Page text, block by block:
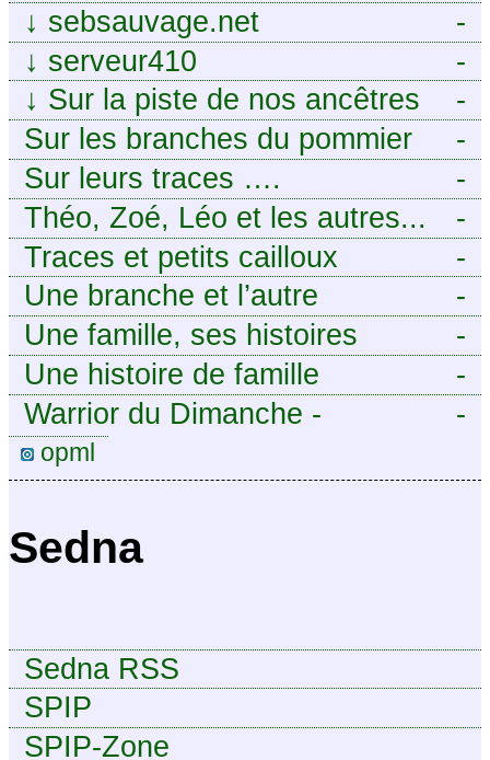
-
↓ sebsauvage.net
-
↓ serveur410
-
↓ Sur la piste de nos ancêtres
en Périgord.
-
Sur les branches du pommier
-
Sur leurs traces ….
-
Théo, Zoé, Léo et les autres...
-
Traces et petits cailloux
-
Une branche et l’autre
-
Une famille, ses histoires
-
Une histoire de famille
-
Warrior du Dimanche -
Publication à caractère
intermittent, approximatif et
opml
Sedna
Sedna RSS
SPIP
SPIP-Zone